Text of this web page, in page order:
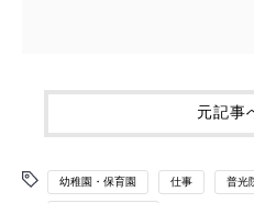
元記事
幼稚園・保育園 仕事 普光